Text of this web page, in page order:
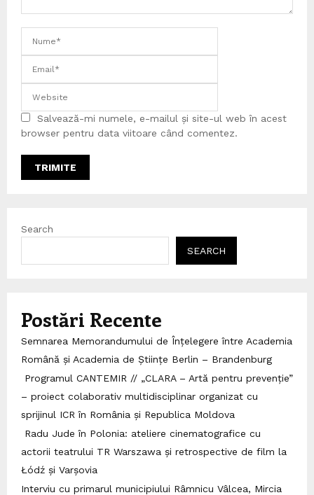
Salvează-mi numele, e-mailul și site-ul web în acest
browser pentru data viitoare când comentez.
Search
SEARCH
Postări Recente
Semnarea Memorandumului de Înțelegere între Academia
Română și Academia de Științe Berlin – Brandenburg
Programul CANTEMIR // „CLARA – Artă pentru prevenție”
– proiect colaborativ multidisciplinar organizat cu
sprijinul ICR în România și Republica Moldova
Radu Jude în Polonia: ateliere cinematografice cu
actorii teatrului TR Warszawa și retrospective de film la
Łódź și Varșovia
Interviu cu primarul municipiului Râmnicu Vâlcea, Mircia